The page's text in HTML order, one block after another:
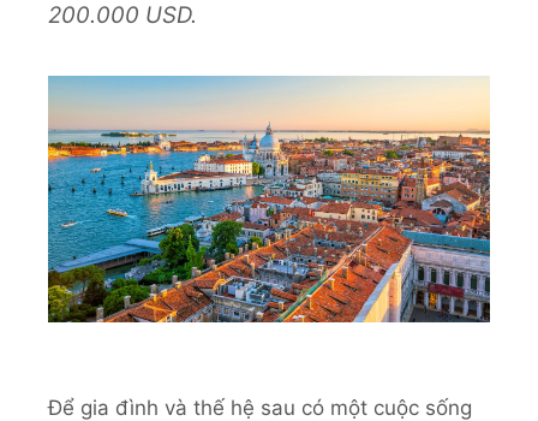
200.000 USD.
Để gia đình và thế hệ sau có một cuộc sống